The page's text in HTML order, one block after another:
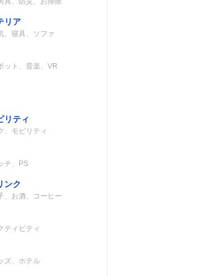
ルダー
プなど
ーベル
リア
、寝具、ソファ
ット、音楽、VR
リティ
、モビリティ
チ、PS
ンク
、お酒、コーヒー
ティビティ
ズ、ホテル